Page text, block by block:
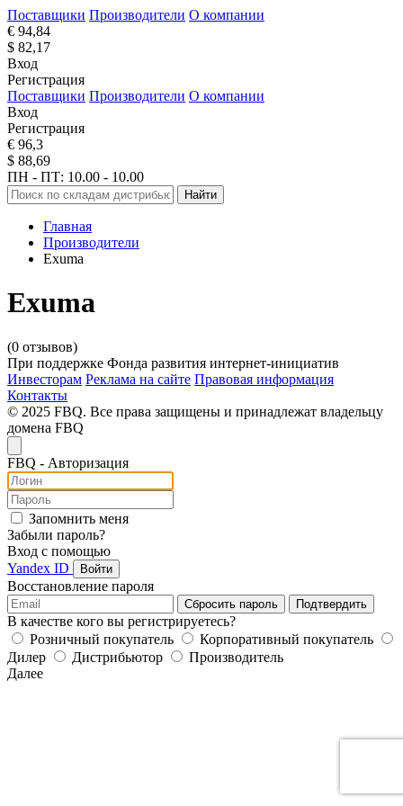
Поставщики Производители О компании
€ 94,84
$ 82,17
Вход
Регистрация
Поставщики Производители О компании
Вход
Регистрация
€ 96,3
$ 88,69
ПН - ПТ: 10.00 - 10.00
Найти
Главная
Производители
Exuma
Exuma
(0 отзывов)
При поддержке Фонда развития интернет-инициатив
Инвесторам Реклама на сайте Правовая информация
Контакты
© 2025 FBQ. Все права защищены и принадлежат владельцу
домена FBQ
FBQ - Авторизация
Запомнить меня
Забыли пароль?
Вход с помощью
Yandex ID
Войти
Восстановление пароля
Сбросить пароль Подтвердить
В качестве кого вы регистрируетесь?
Розничный покупатель
Корпоративный покупатель
Дилер
Дистрибьютор
Производитель
Далее